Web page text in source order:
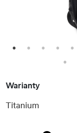
1 2 3 4 5
15
Warianty
Titanium